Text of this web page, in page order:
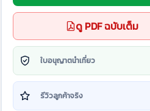
ดู PDF ฉบับเต็ม
ใบอนุญาตนำเที่ยว
รีวิวลูกค้าจริง